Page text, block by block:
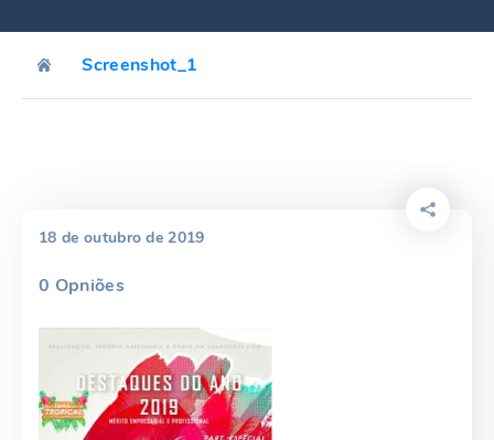
Screenshot_1
18 de outubro de 2019
0 Opniões